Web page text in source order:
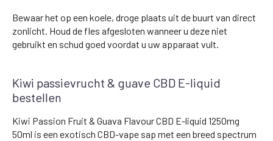
Bewaar het op een koele, droge plaats uit de buurt van direct
zonlicht. Houd de fles afgesloten wanneer u deze niet
gebruikt en schud goed voordat u uw apparaat vult.
Kiwi passievrucht & guave CBD E-liquid
bestellen
Kiwi Passion Fruit & Guava Flavour CBD E-liquid 1250mg
50ml is een exotisch CBD-vape sap met een breed spectrum